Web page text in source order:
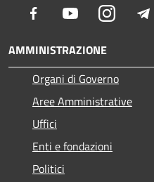
Facebook YoutubeInstagram
AMMINISTRAZIONE
Organi di Governo
Aree Amministrative
Uffici
Enti e fondazioni
Politici